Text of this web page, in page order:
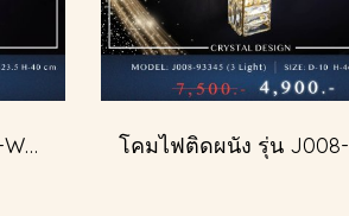
โคมไฟติดผนัง รุ่น J013-W51349/2